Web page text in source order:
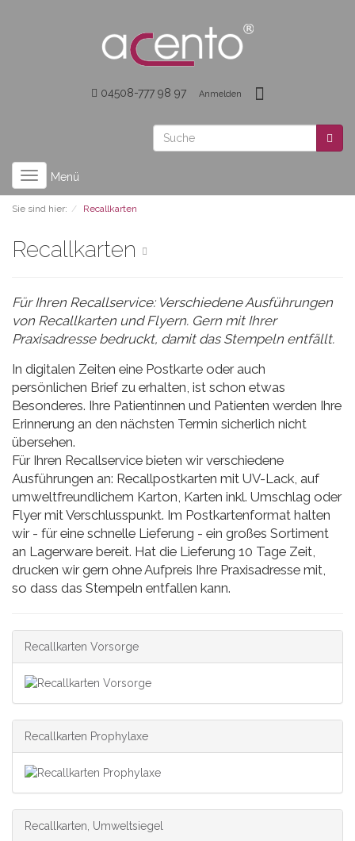
04508-777 98 97 Anmelden
Toggle
navigation
Menü
Sie sind hier: Recallkarten
Recallkarten
Für Ihren Recallservice: Verschiedene Ausführungen
von Recallkarten und Flyern. Gern mit Ihrer
Praxisadresse bedruckt, damit das Stempeln entfällt.
In digitalen Zeiten eine Postkarte oder auch
persönlichen Brief zu erhalten, ist schon etwas
Besonderes. Ihre Patientinnen und Patienten werden Ihre
Erinnerung an den nächsten Termin sicherlich nicht
übersehen.
Für Ihren Recallservice bieten wir verschiedene
Ausführungen an: Recallpostkarten mit UV-Lack, auf
umweltfreundlichem Karton, Karten inkl. Umschlag oder
Flyer mit Verschlusspunkt. Im Postkartenformat halten
wir - für eine schnelle Lieferung - ein großes Sortiment
an Lagerware bereit. Hat die Lieferung 10 Tage Zeit,
drucken wir gern ohne Aufpreis Ihre Praxisadresse mit,
so dass das Stempeln entfallen kann.
Recallkarten Vorsorge
Recallkarten Prophylaxe
Recallkarten, Umweltsiegel